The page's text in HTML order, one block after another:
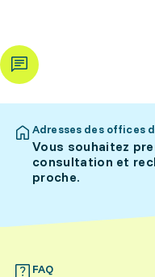
Adresses des offices
Vous souhaitez
consultation et
proche.
FAQ